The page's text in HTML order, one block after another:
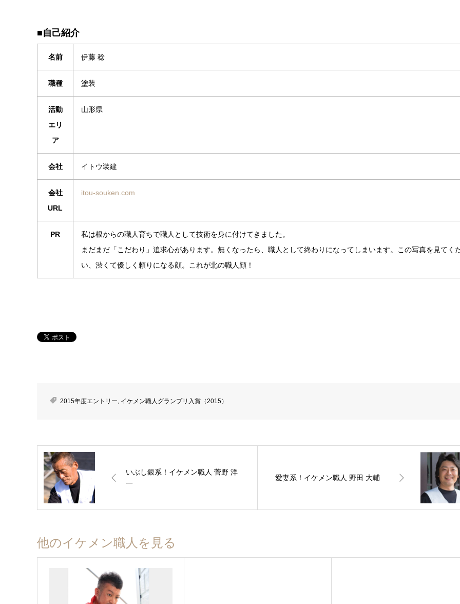
■自己紹介
名前 伊藤 稔
職種 塗装
活動
エリ
ア
山形県
会社 イトウ装建
会社
URL
itou-souken.com
PR
私は根からの職人育ちで職人として技術を身に付けてきました。
まだまだ「こだわり」追求心があります。無くなったら、職人として終わりになってしまいます。この写真を見てく
い、渋くて優しく頼りになる顔。これが北の職人顔！
2015年度エントリー, イケメン職人グランプリ入賞（2015）
いぶし銀系！イケメン職人 菅野 洋
一
愛妻系！イケメン職人 野田 大輔
他のイケメン職人を見る